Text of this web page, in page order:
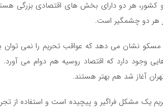
کشور، هر دو دارای بخش های اقتصادی بزرگی
هر دو چشمگیر است.
مسکو نشان می دهد که عواقب تحریم را نمی توان
وجود دارد که اقتصاد روسیه هم دوام می
آغاز شد هم بهتر هستند.
یک مشکل فراگیر و پیچیده است و استفاده از